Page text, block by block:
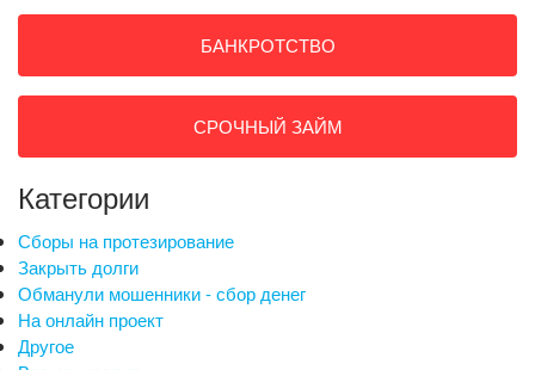
БАНКРОТСТВО
СРОЧНЫЙ ЗАЙМ
Категории
Сборы на протезирование
Закрыть долги
Обманули мошенники - сбор денег
На онлайн проект
Другое